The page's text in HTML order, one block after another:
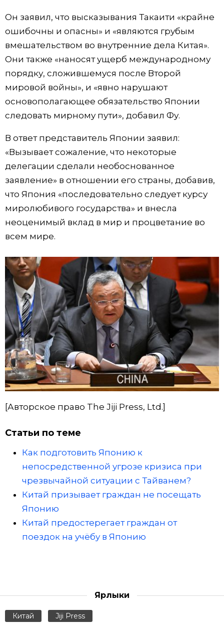
Токио
От редакции
Он заявил, что высказывания Такаити «крайне
ошибочны и опасны» и «являются грубым
вмешательством во внутренние дела Китая».
Они также «наносят ущерб международному
порядку, сложившемуся после Второй
мировой войны», и «явно нарушают
основополагающее обязательство Японии
следовать мирному пути», добавил Фу.
В ответ представитель Японии заявил:
«Вызывает сожаление, что некоторые
делегации сделали необоснованное
заявление» в отношении его страны, добавив,
что Япония «последовательно следует курсу
миролюбивого государства» и внесла
неоценимый вклад в мир и процветание во
всем мире.
[Авторское право The Jiji Press, Ltd.]
Статьи по теме
Как подготовить Японию к
непосредственной угрозе кризиса при
чрезвычайной ситуации с Тайванем?
Китай призывает граждан не посещать
Японию
Китай предостерегает граждан от
поездок на учёбу в Японию
Ярлыки
Китай Jiji Press